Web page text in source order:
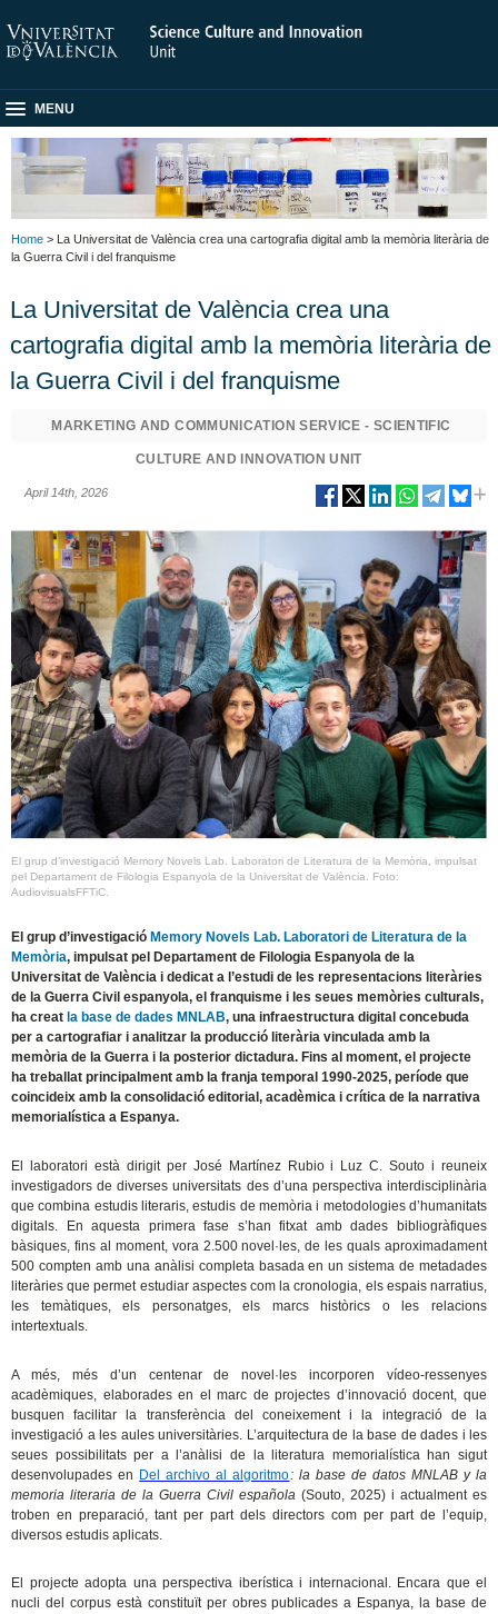
MENU
Home > La Universitat de València crea una cartografia digital amb la memòria literària de
la Guerra Civil i del franquisme
La Universitat de València crea una
cartografia digital amb la memòria literària de
la Guerra Civil i del franquisme
MARKETING AND COMMUNICATION SERVICE - SCIENTIFIC
CULTURE AND INNOVATION UNIT
April 14th, 2026
El grup d’investigació Memory Novels Lab. Laboratori de Literatura de la Memòria, impulsat
pel Departament de Filologia Espanyola de la Universitat de València. Foto:
AudiovisualsFFTiC.
El grup d’investigacióMemory Novels Lab. Laboratori de Literatura de la
Memòria, impulsat pel Departament de Filologia Espanyola de la
Universitat de València i dedicat a l’estudi de les representacions literàries
de la Guerra Civil espanyola, el franquisme i les seues memòries culturals,
ha creatla base de dades MNLAB, una infraestructura digital concebuda
per a cartografiar i analitzar la producció literària vinculada amb la
memòria de la Guerra i la posterior dictadura. Fins al moment, el projecte
ha treballat principalment amb la franja temporal 1990-2025, període que
coincideix amb la consolidació editorial, acadèmica i crítica de la narrativa
memorialística a Espanya.
El laboratori està dirigit per José Martínez Rubio i Luz C. Souto i reuneix
investigadors de diverses universitats des d’una perspectiva interdisciplinària
que combina estudis literaris, estudis de memòria i metodologies d’humanitats
digitals. En aquesta primera fase s’han fitxat amb dades bibliogràfiques
bàsiques, fins al moment, vora 2.500 novel·les, de les quals aproximadament
500 compten amb una anàlisi completa basada en un sistema de metadades
literàries que permet estudiar aspectes com la cronologia, els espais narratius,
les temàtiques, els personatges, els marcs històrics o les relacions
intertextuals.
A més, més d’un centenar de novel·les incorporen vídeo-ressenyes
acadèmiques, elaborades en el marc de projectes d’innovació docent, que
busquen facilitar la transferència del coneixement i la integració de la
investigació a les aules universitàries. L’arquitectura de la base de dades i les
seues possibilitats per a l’anàlisi de la literatura memorialística han sigut
desenvolupades en Del archivo al algoritmo: la base de datos MNLAB y la
memoria literaria de la Guerra Civil española (Souto, 2025) i actualment es
troben en preparació, tant per part dels directors com per part de l’equip,
diversos estudis aplicats.
El projecte adopta una perspectiva iberística i internacional. Encara que el
nucli del corpus està constituït per obres publicades a Espanya, la base de